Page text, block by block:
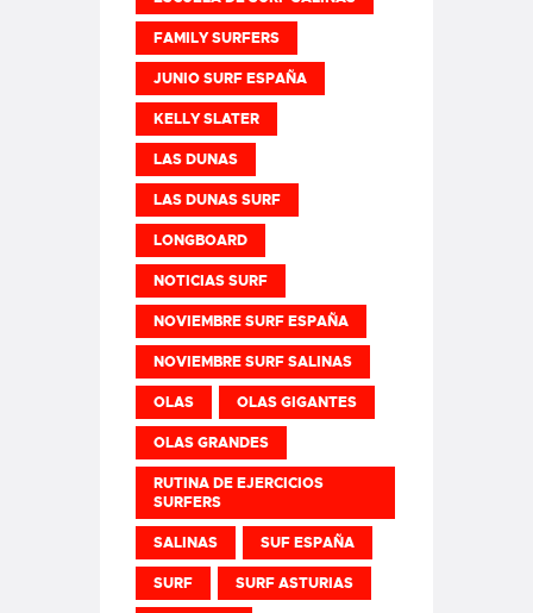
FAMILY SURFERS
JUNIO SURF ESPAÑA
KELLY SLATER
LAS DUNAS
LAS DUNAS SURF
LONGBOARD
NOTICIAS SURF
NOVIEMBRE SURF ESPAÑA
NOVIEMBRE SURF SALINAS
OLAS OLAS GIGANTES
OLAS GRANDES
RUTINA DE EJERCICIOS
SURFERS
SALINAS SUF ESPAÑA
SURF SURF ASTURIAS